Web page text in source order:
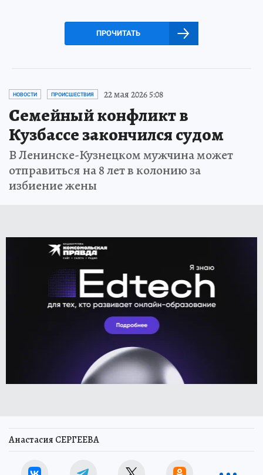
ПРОЧИТАТЬ
НОВОСТИ ПРОИСШЕСТВИЯ 22 мая 2026 5:08
Семейный конфликт в
Кузбассе закончился судом
В Ленинске-Кузнецком мужчина может
отправиться на 8 лет в колонию за
избиение жены
Анастасия СЕРГЕЕВА